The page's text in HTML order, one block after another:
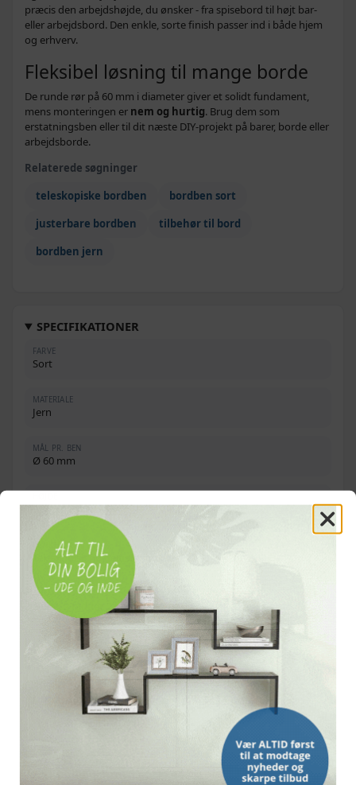
præcis den arbejdshøjde, du ønsker - fra spisebord til højt bar-
eller arbejdsbord. Den enkle, sorte finish passer ind i både hjem
og erhverv.
Fleksibel løsning til mange borde
De runde rør på 60 mm i diameter giver et solidt fundament,
mens monteringen er nem og hurtig. Brug dem som
erstatningsben eller til dit næste DIY-projekt på barer, borde eller
arbejdsborde.
Relaterede søgninger
teleskopiske bordben
bordben sort
justerbare bordben
tilbehør til bord
bordben jern
SPECIFIKATIONER
FARVE
Sort
MATERIALE
Jern
MÅL PR. BEN
Ø 60 mm
71,0-110,0 cm
FUNKTION
Teleskopisk højdejustering
ANTAL
2 ben, 2 fødder, 2 beslag
OFTE STILLEDE SPØRGSMÅL
Hvor meget kan benene justeres i højden?
Hvilket materiale er bordbenene lavet af?